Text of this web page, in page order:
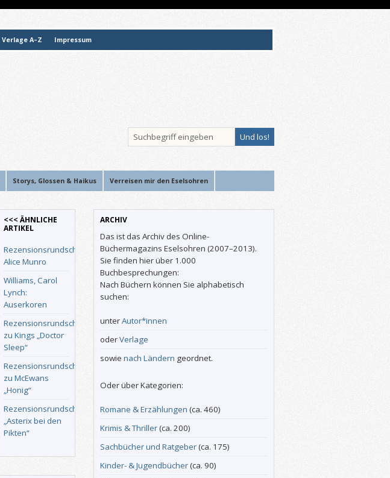
Verlage A–Z Impressum
Storys, Glossen & Haikus Verreisen mir den Eselsohren
<<< ÄHNLICHE
ARTIKEL
Rezensionsrundschau
Alice Munro
Williams, Carol
Lynch:
Auserkoren
Rezensionsrundschau
zu Kings „Doctor
Sleep“
Rezensionsrundschau
zu McEwans
„Honig“
Rezensionsrundschau
„Asterix bei den
Pikten“
ARCHIV
Das ist das Archiv des Online-
Büchermagazins Eselsohren (2007–2013).
Sie finden hier über 1.000
Buchbesprechungen:
Nach Büchern können Sie alphabetisch
suchen:
unterAutor*innen
oderVerlage
sowie nach Ländern geordnet.
Oder über Kategorien:
Romane & Erzählungen (ca. 460)
Krimis & Thriller(ca. 200)
Sachbücher und Ratgeber(ca. 175)
Kinder- & Jugendbücher(ca. 90)